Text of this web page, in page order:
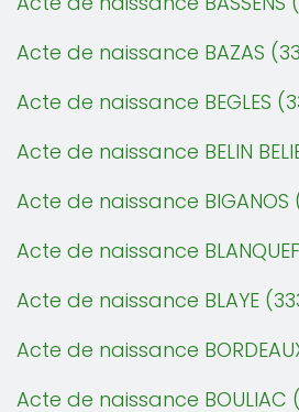
Acte de naissance BAZAS
Acte de naissance BEGLES
Acte de naissance BELIN
Acte de naissance BIGANOS
Acte de naissance
Acte de naissance BLAYE
Acte de naissance
Acte de naissance BOULIAC